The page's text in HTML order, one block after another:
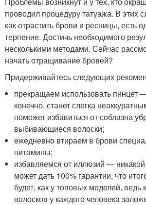
проводил процедуру татуажа. В этих
как отрастить брови и ресницы, есть
терпение. Достичь необходимого
несколькими методами. Сейчас
начать отращивание бровей?
Придерживайтесь следующих
прекращаем использовать пинцет
конечно, станет слегка
поможет избавиться от соблазна
выбивающиеся волоски;
ежедневно втираем в брови
витамины;
избавляемся от иллюзий —
может дать 100% гарантии, что
будет, как у топовых моделей, ведь
волосков у каждого человека